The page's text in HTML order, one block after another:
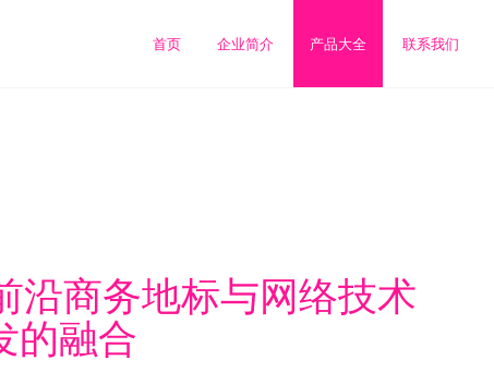
首页 企业简介 产品大全 联系我们
沿商务地标与网络技术
的融合